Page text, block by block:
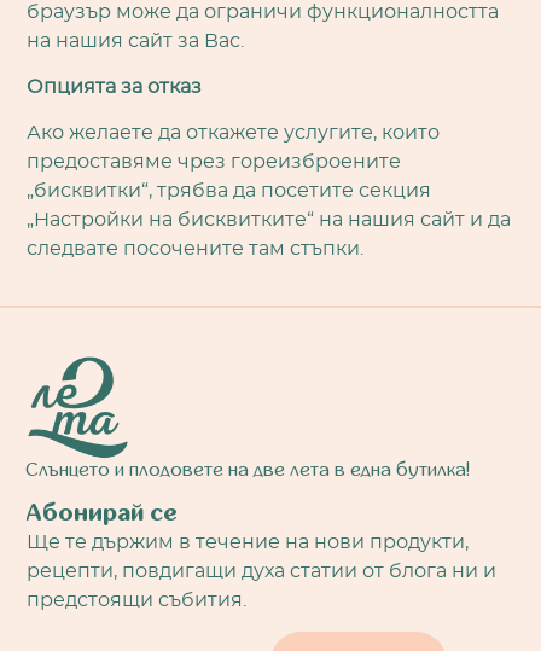
браузър може да ограничи функционалността
на нашия сайт за Вас.
Опцията за отказ
Ако желаете да откажете услугите, които
предоставяме чрез гореизброените
„бисквитки“, трябва да посетите секция
„Настройки на бисквитките“ на нашия сайт и да
следвате посочените там стъпки.
Слънцето и плодовете на две лета в една бутилка!
Абонирай се
Ще те държим в течение на нови продукти,
рецепти, повдигащи духа статии от блога ни и
предстоящи събития.